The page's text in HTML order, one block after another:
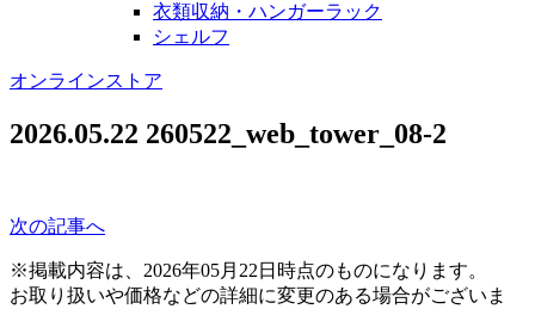
衣類収納・ハンガーラック
シェルフ
オンラインストア
2026.05.22 260522_web_tower_08-2
次の記事へ
※掲載内容は、2026年05月22日時点のものになります。
お取り扱いや価格などの詳細に変更のある場合がございま